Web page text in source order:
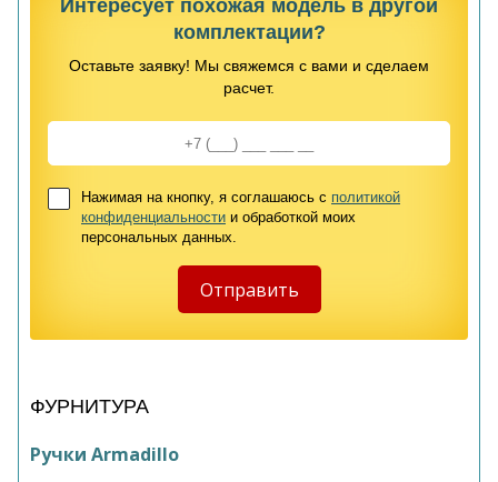
Интересует похожая модель в другой
комплектации?
Оставьте заявку! Мы свяжемся с вами и сделаем
расчет.
Нажимая на кнопку, я соглашаюсь с политикой
конфиденциальности и обработкой моих
персональных данных.
ФУРНИТУРА
Ручки Armadillo